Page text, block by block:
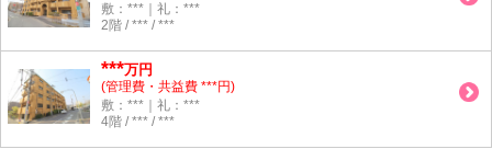
敷：***｜礼：***
2階 / *** / ***
***万円
(管理費・共益費 ***円)
敷：***｜礼：***
4階 / *** / ***